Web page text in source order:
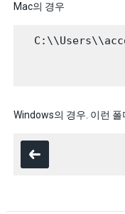
Mac의 경우
Windows의 경우. 이런